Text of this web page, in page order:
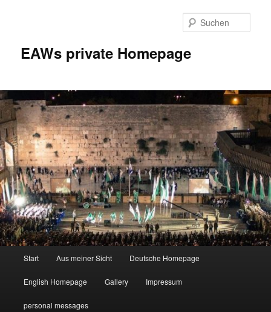
EAWs private Homepage
Start Aus meiner Sicht Deutsche Homepage
English Homepage Gallery Impressum
personal messages